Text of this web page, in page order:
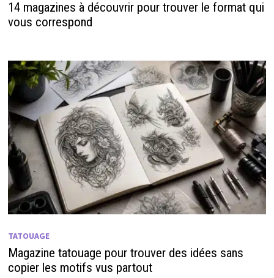
14 magazines à découvrir pour trouver le format qui
vous correspond
TATOUAGE
Magazine tatouage pour trouver des idées sans
copier les motifs vus partout